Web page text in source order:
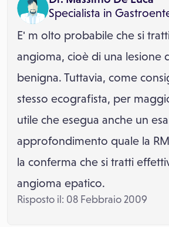
Specialista in
E' m olto probabile che si
angioma, cioè di una lesione
benigna. Tuttavia, come
stesso ecografista, per
utile che esegua anche un
approfondimento quale la
la conferma che si tratti
angioma epatico.
Risposto il: 08 Febbraio 2009